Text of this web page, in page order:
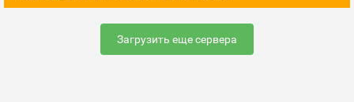
Загрузить еще сервера